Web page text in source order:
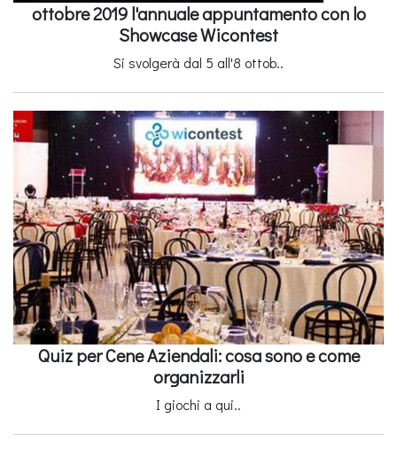
ottobre 2019 l'annuale appuntamento con lo
Showcase Wicontest
Si svolgerà dal 5 all'8 ottob..
Quiz per Cene Aziendali: cosa sono e come
organizzarli
I giochi a qui..